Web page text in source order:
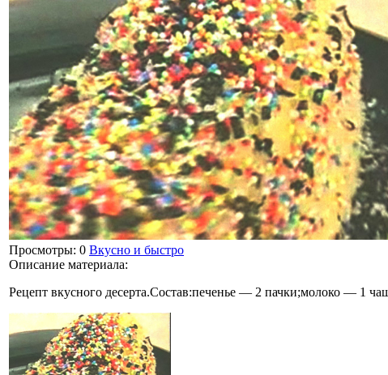
Просмотры: 0 Вкусно и быстро
Описание материала:
Рецепт вкусного десерта.Состав:печенье — 2 пачки;молоко — 1